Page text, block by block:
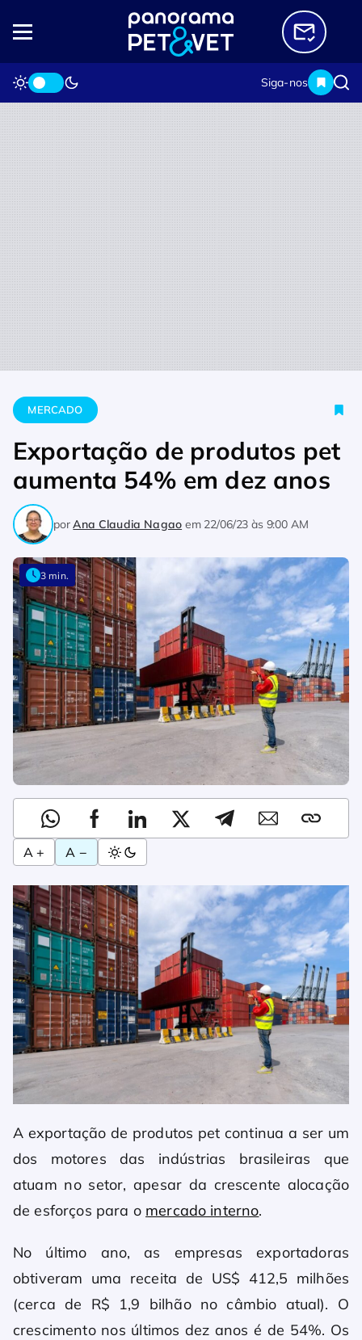
Siga-nos
Home Mercado Exportação de produtos pet aumenta 54%
MERCADO
Exportação de produtos pet
aumenta 54% em dez anos
porAna Claudia Nagao em 22/06/23 às 9:00 AM
3 min.
A + A −
A exportação de produtos pet continua a ser um
dos motores das indústrias brasileiras que
atuam no setor, apesar da crescente alocação
de esforços para o mercado interno.
No último ano, as empresas exportadoras
obtiveram uma receita de US$ 412,5 milhões
(cerca de R$ 1,9 bilhão no câmbio atual). O
crescimento nos últimos dez anos é de 54%. Os